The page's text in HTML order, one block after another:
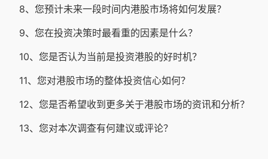
8、您预计未来一段时间内港股市场将如何发展？
9、您在投资决策时最看重的因素是什么？
10、您是否认为当前是投资港股的好时机？
11、您对港股市场的整体投资信心如何？
12、您是否希望收到更多关于港股市场的资讯和分析？
13、您对本次调查有何建议或评论？